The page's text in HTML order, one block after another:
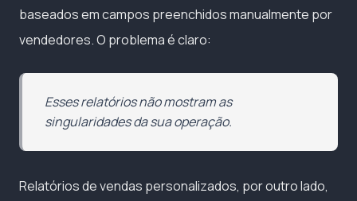
baseados em campos preenchidos manualmente por
vendedores. O problema é claro:
Esses relatórios não mostram as
singularidades da sua operação.
Relatórios de vendas personalizados, por outro lado,